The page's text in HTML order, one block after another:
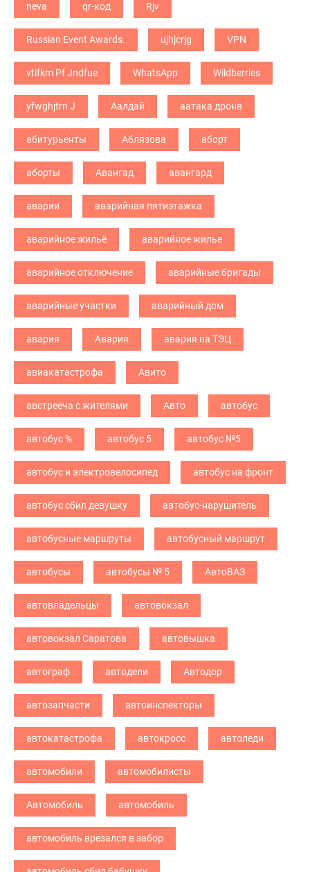
neva qr-код Rjv
Russian Event Awards. ujhjcrjg VPN
vtlfkm Pf Jndfue WhatsApp Wildberries
yfwghjtrn J Аалдай аатака дронв
абитурьенты Аблязова аборт
аборты Авангад авангард
аварии аварийная пятиэтажка
аварийное жильё аварийное жилье
аварийное отключение аварийные бригады
аварийные участки аварийный дом
авария Авария авария на ТЭЦ
авиакатастрофа Авито
австрееча с жителями Авто автобус
автобус % автобус 5 автобус №5
автобус и электровелосипед автобус на фронт
автобус сбил девушку автобус-нарушитель
автобусные маршруты автобусный маршрут
автобусы автобусы № 5 АвтоВАЗ
автовладельцы автовокзал
автовокзал Саратова автовышка
автограф автодели Автодор
автозапчасти автоинспекторы
автокатастрофа автокросс автоледи
автомобили автомобилисты
Автомобиль автомобиль
автомобиль врезался в забор